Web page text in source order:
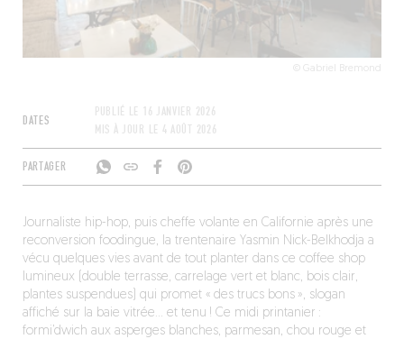
© Gabriel Bremond
DATES
PUBLIÉ LE
16 JANVIER 2026
MIS À JOUR LE 4 AOÛT 2026
PARTAGER
Journaliste hip-hop, puis cheffe volante en Californie après une
reconversion foodingue, la trentenaire Yasmin Nick-Belkhodja a
vécu quelques vies avant de tout planter dans ce coffee shop
lumineux (double terrasse, carrelage vert et blanc, bois clair,
plantes suspendues) qui promet « des trucs bons », slogan
affiché sur la baie vitrée… et tenu ! Ce midi printanier :
formi’dwich aux asperges blanches, parmesan, chou rouge et